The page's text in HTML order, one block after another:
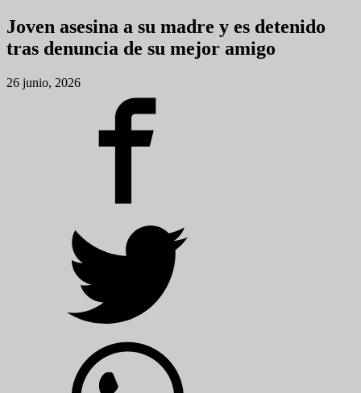
Joven asesina a su madre y es detenido
tras denuncia de su mejor amigo
26 junio, 2026